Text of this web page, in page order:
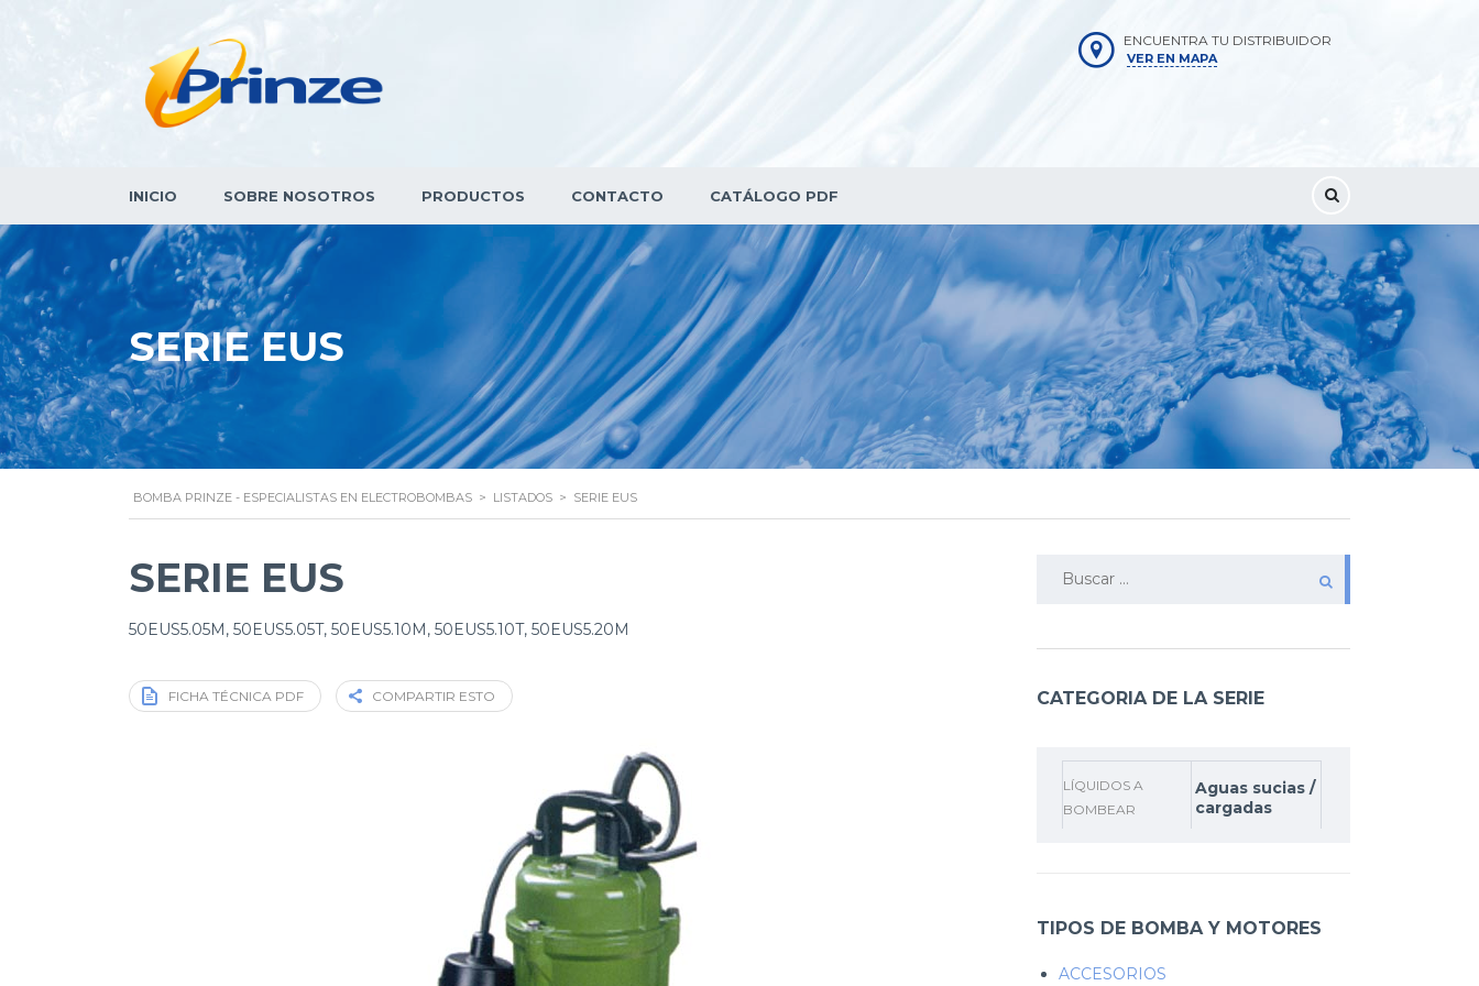
ENCUENTRA TU DISTRIBUIDOR
VER EN MAPA
INICIO SOBRE NOSOTROS PRODUCTOS CONTACTO CATÁLOGO PDF
SERIE EUS
BOMBA PRINZE - ESPECIALISTAS EN ELECTROBOMBAS > LISTADOS > SERIE EUS
SERIE EUS
50EUS5.05M, 50EUS5.05T, 50EUS5.10M, 50EUS5.10T, 50EUS5.20M
FICHA TÉCNICA PDF COMPARTIR ESTO CATEGORIA DE LA SERIE
LÍQUIDOS A
BOMBEAR
Aguas sucias /
cargadas
TIPOS DE BOMBA Y MOTORES
ACCESORIOS